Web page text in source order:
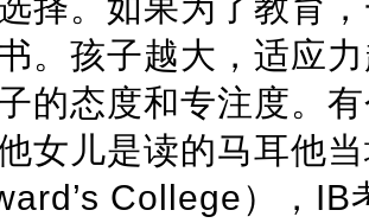
。孩子越大，适应
的态度和专注度。
女儿是读的马耳他
College），